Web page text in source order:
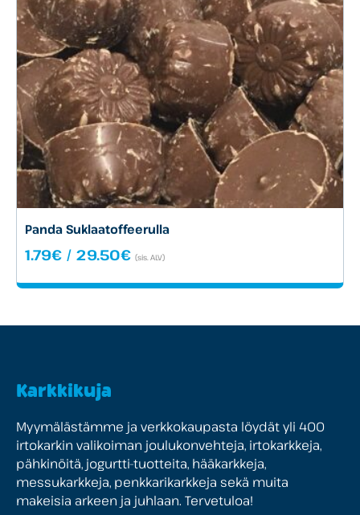
Panda Suklaatoffeerulla
1.79€ / 29.50€Hintaluokka:
-
(sis. ALV)
Karkkikuja
Myymälästämme ja verkkokaupasta löydät yli 400
irtokarkin valikoiman joulukonvehteja, irtokarkkeja,
pähkinöitä, jogurtti-tuotteita, hääkarkkeja,
messukarkkeja, penkkarikarkkeja sekä muita
makeisia arkeen ja juhlaan. Tervetuloa!